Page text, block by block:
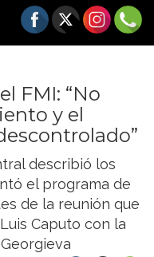
FMI: “No
y el
describió los
el programa de
de la reunión que
Caputo con la